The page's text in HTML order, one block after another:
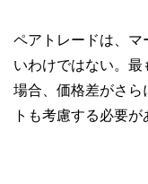
ペアトレードは、マ
いわけではない。
場合、価格差がさら
トも考慮する必要が